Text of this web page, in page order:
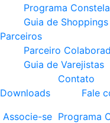
Programa
Guia de Shoppings
Parceiros
Parceiro
Guia de Varejistas
Downloads
Contato
Fale
Associe-se Programa